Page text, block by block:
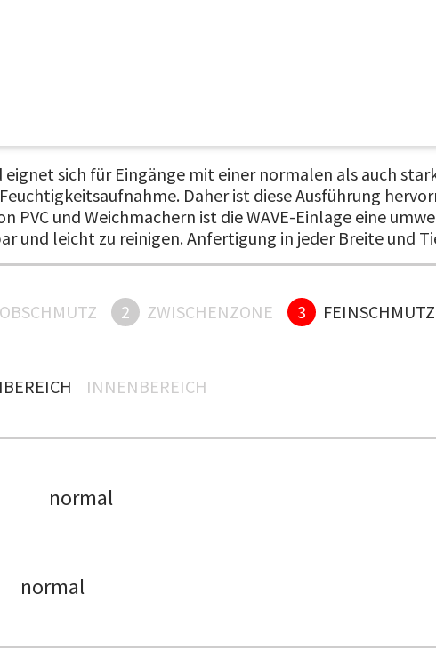
eignet sich für Eingänge mit einer normalen als auch
Daher ist diese Ausführung
PVC und Weichmachern ist die WAVE-Einlage eine
und leicht zu reinigen. Anfertigung in jeder Breite und
2 ZWISCHENZONE 3
INNENBEREICH
normal
normal